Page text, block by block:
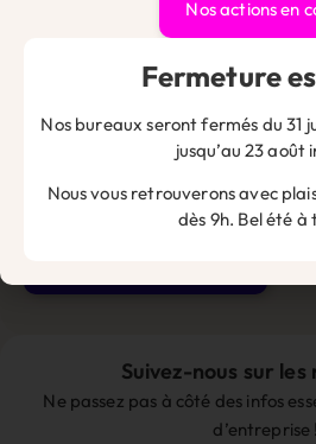
navigateur pour mon prochain
Suivez-nous sur les
Ne passez pas à côté des infos
d’entreprise !
Nos actions en
Fermeture
Nos bureaux seront fermés du 31
jusqu’au 23 août
Nous vous retrouverons avec
dès 9h. Bel été à